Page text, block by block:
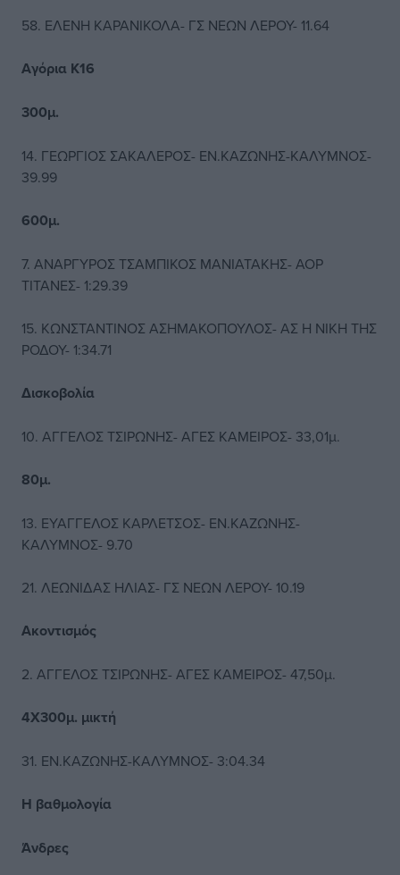
58. ΕΛΕΝΗ ΚΑΡΑΝΙΚΟΛΑ- ΓΣ ΝΕΩΝ ΛΕΡΟΥ- 11.64
Αγόρια Κ16
300μ.
14. ΓΕΩΡΓΙΟΣ ΣΑΚΑΛΕΡΟΣ- ΕΝ.ΚΑΖΩΝΗΣ-ΚΑΛΥΜΝΟΣ-
39.99
600μ.
7. ΑΝΑΡΓΥΡΟΣ ΤΣΑΜΠΙΚΟΣ ΜΑΝΙΑΤΑΚΗΣ- ΑΟΡ
ΤΙΤΑΝΕΣ- 1:29.39
15. ΚΩΝΣΤΑΝΤΙΝΟΣ ΑΣΗΜΑΚΟΠΟΥΛΟΣ- ΑΣ Η ΝΙΚΗ ΤΗΣ
ΡΟΔΟΥ- 1:34.71
Δισκοβολία
10. ΑΓΓΕΛΟΣ ΤΣΙΡΩΝΗΣ- ΑΓΕΣ ΚΑΜΕΙΡΟΣ- 33,01μ.
80μ.
13. ΕΥΑΓΓΕΛΟΣ ΚΑΡΛΕΤΣΟΣ- ΕΝ.ΚΑΖΩΝΗΣ-
ΚΑΛΥΜΝΟΣ- 9.70
21. ΛΕΩΝΙΔΑΣ ΗΛΙΑΣ- ΓΣ ΝΕΩΝ ΛΕΡΟΥ- 10.19
Ακοντισμός
2. ΑΓΓΕΛΟΣ ΤΣΙΡΩΝΗΣ- ΑΓΕΣ ΚΑΜΕΙΡΟΣ- 47,50μ.
4Χ300μ. μικτή
31. ΕΝ.ΚΑΖΩΝΗΣ-ΚΑΛΥΜΝΟΣ- 3:04.34
Η βαθμολογία
Άνδρες